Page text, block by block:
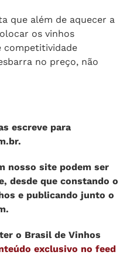
que além de aquecer a
os vinhos
competitividade
no preço, não
escreve para
.
nosso site podem ser
desde que constando o
e publicando junto o
o Brasil de Vinhos
exclusivo no feed